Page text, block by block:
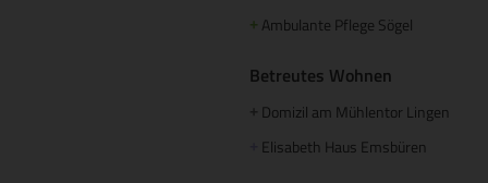
+ Ambulante Pflege Sögel
Betreutes Wohnen
Domizil am Mühlentor Lingen
Elisabeth Haus Emsbüren